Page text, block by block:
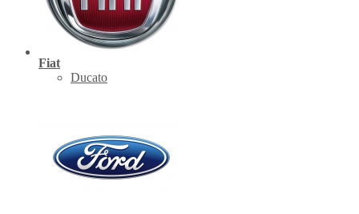
Fiat
Ducato